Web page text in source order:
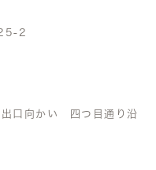
2
口向かい 四つ目通り沿